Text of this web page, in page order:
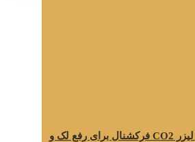
تفاوت لیزر کیوسوئیچ و لیزر CO2 فرکشنال برای رفع لک و